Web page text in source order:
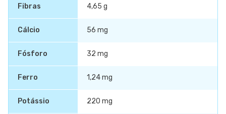
Fibras 4,65 g
Cálcio 56 mg
Fósforo 32 mg
Ferro 1,24 mg
Potássio 220 mg